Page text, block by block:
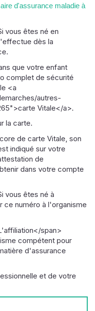
d'assurance maladie à
vous êtes né en
dès la
que votre enfant
complet de sécurité
<a
autres-
Vitale</a>.
la carte.
de carte Vitale, son
indiqué sur votre
de
dans votre compte
vous êtes né à
ce numéro à l'organisme
span>
compétent pour
d'assurance
et de votre